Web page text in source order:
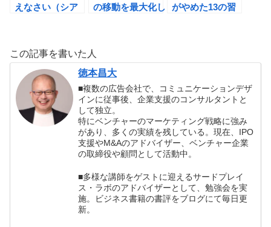
えなさい（シア
の移動を最大化し
がやめた13の習
この記事を書いた人
徳本昌大
■複数の広告会社で、コミュニケーションデザ
インに従事後、企業支援のコンサルタントと
して独立。
特にベンチャーのマーケティング戦略に強み
があり、多くの実績を残している。現在、IPO
支援やM&Aのアドバイザー、ベンチャー企業
の取締役や顧問として活動中。
■多様な講師をゲストに迎えるサードプレイ
ス・ラボのアドバイザーとして、勉強会を実
施。ビジネス書籍の書評をブログにて毎日更
新。